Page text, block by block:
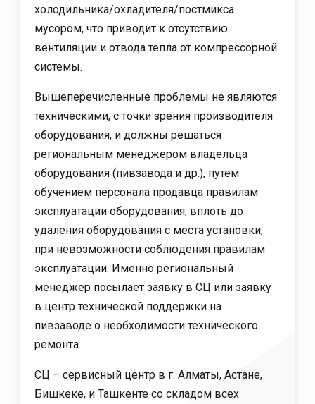
холодильника/охладителя/постмикса
мусором, что приводит к отсутствию
вентиляции и отвода тепла от компрессорной
системы.
Вышеперечисленные проблемы не являются
техническими, с точки зрения производителя
оборудования, и должны решаться
региональным менеджером владельца
оборудования (пивзавода и др.), путём
обучением персонала продавца правилам
эксплуатации оборудования, вплоть до
удаления оборудования с места установки,
при невозможности соблюдения правилам
эксплуатации. Именно региональный
менеджер посылает заявку в СЦ или заявку
в центр технической поддержки на
пивзаводе о необходимости технического
ремонта.
СЦ – сервисный центр в г. Алматы, Астане,
Бишкеке, и Ташкенте со складом всех